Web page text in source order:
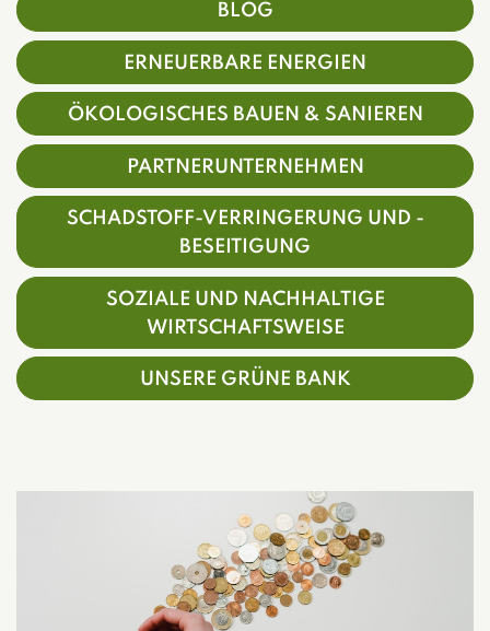
BLOG
ERNEUERBARE ENERGIEN
ÖKOLOGISCHES BAUEN & SANIEREN
PARTNERUNTERNEHMEN
SCHADSTOFF-VERRINGERUNG UND -
BESEITIGUNG
SOZIALE UND NACHHALTIGE
WIRTSCHAFTSWEISE
UNSERE GRÜNE BANK